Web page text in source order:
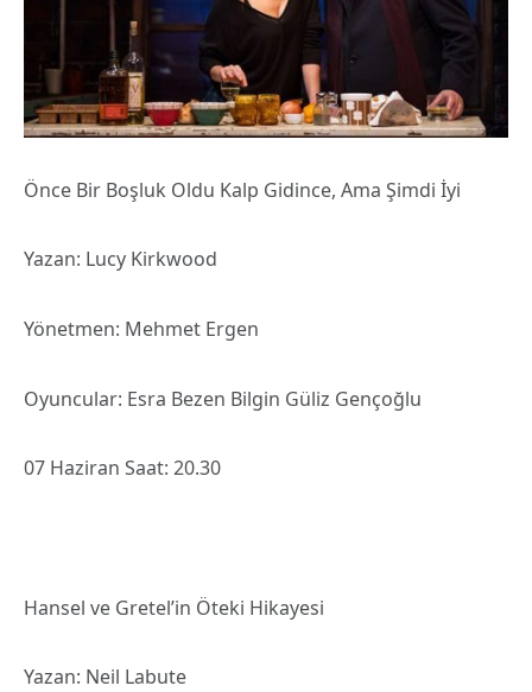
Önce Bir Boşluk Oldu Kalp Gidince, Ama Şimdi İyi
Yazan: Lucy Kirkwood
Yönetmen: Mehmet Ergen
Oyuncular: Esra Bezen Bilgin Güliz Gençoğlu
07 Haziran Saat: 20.30
Hansel ve Gretel’in Öteki Hikayesi
Yazan: Neil Labute